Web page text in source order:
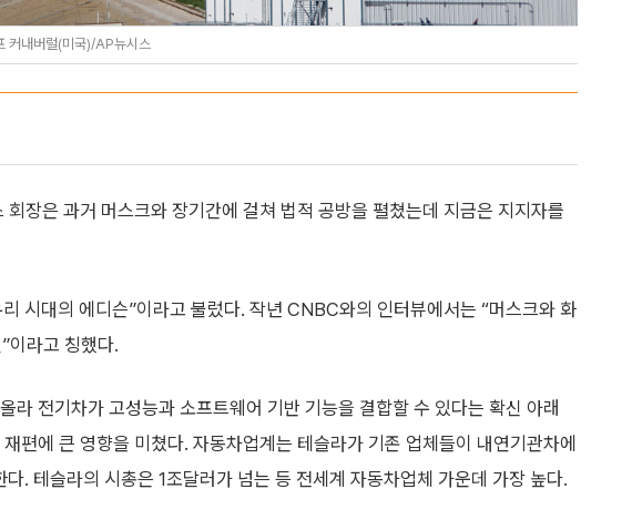
커내버럴(미국)/AP뉴시스
회장은 과거 머스크와 장기간에 걸쳐 법적 공방을 펼쳤는데 지금은 지지자를
시대의 에디슨”이라고 불렀다. 작년 CNBC와의 인터뷰에서는 “머스크와 화
이라고 칭했다.
전기차가 고성능과 소프트웨어 기반 기능을 결합할 수 있다는 확신 아래
편에 큰 영향을 미쳤다. 자동차업계는 테슬라가 기존 업체들이 내연기관차에
. 테슬라의 시총은 1조달러가 넘는 등 전세계 자동차업체 가운데 가장 높다.